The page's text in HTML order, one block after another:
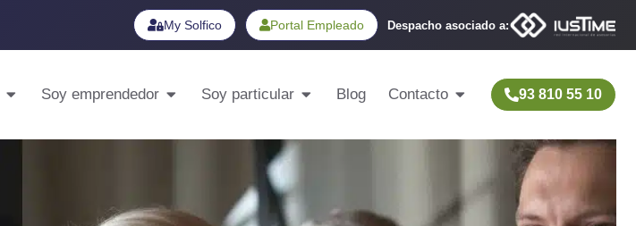
My Solfico Portal Empleado Despacho asociado a:
Soy emprendedor Soy particular Blog Contacto 93 810 55 10